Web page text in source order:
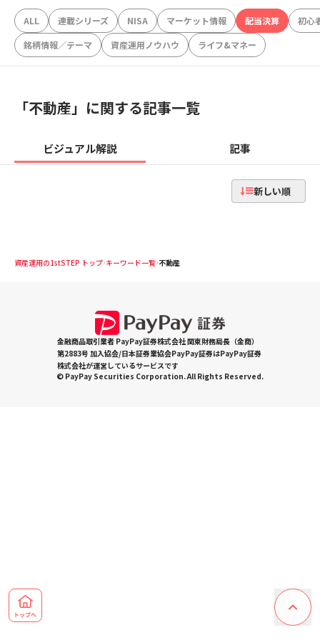
ALL 連載シリーズ NISA マーケット情報 配当決算
初心
銘柄情報／テーマ
資産運用ノウハウ ライフ&マネー
「不動産」に関する記事一覧
ビジュアル解説 記事
新しい順
資産運用の1stSTEP トップ キーワード一覧 不動産
金融商品取引業者 PayPay証券株式会社 関東財務局長（金商）
第2883号 加入協会/日本証券業協会PayPay証券はPayPay証券
株式会社が運営しているサービスです
© PayPay Securities Corporation. All Rights Reserved.